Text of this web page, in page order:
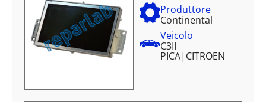
Produttore
Continental
Veicolo
C3II
PICA| CITROEN